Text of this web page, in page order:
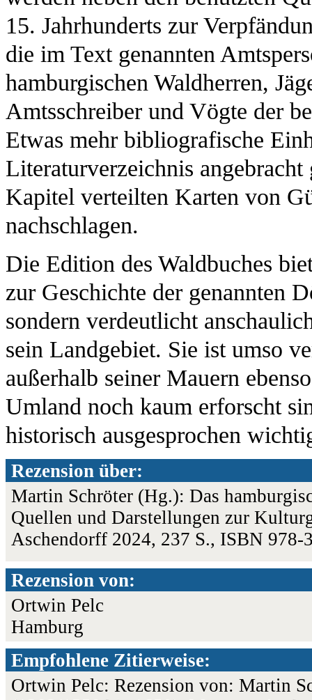
15. Jahrhunderts zur
die im Text genannten
hamburgischen Waldherren,
Amtsschreiber und Vögte der
Etwas mehr bibliografische
Literaturverzeichnis
Kapitel verteilten Karten von
nachschlagen.
Die Edition des Waldbuches
zur Geschichte der genannten
sondern verdeutlicht
sein Landgebiet. Sie ist umso
außerhalb seiner Mauern
Umland noch kaum erforscht
historisch ausgesprochen
Rezension über:
Martin Schröter (Hg.): Das
Quellen und Darstellungen zur
Aschendorff 2024, 237 S., ISBN
Rezension von:
Ortwin Pelc
Hamburg
Empfohlene Zitierweise:
Ortwin Pelc: Rezension von: Martin